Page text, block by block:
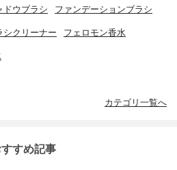
ドウブラシ ファンデーションブラシ
シクリーナー フェロモン香水
カテゴリ一覧へ
すめ記事